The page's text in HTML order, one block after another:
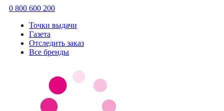
0 800 600 200
Точки выдачи
Газета
Отследить заказ
Все бренды